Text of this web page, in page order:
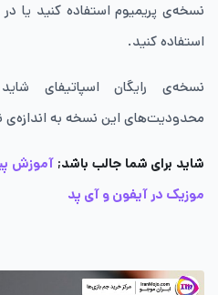
نسخه‌ی پریمیوم استفاده کنید یا
استفاده کنید.
نسخه‌ی رایگان اسپاتیفای
محدودیت‌های این نسخه به
شاید برای شما جالب باشد; آموزش
موزیک در آیفون و آی‌ پد